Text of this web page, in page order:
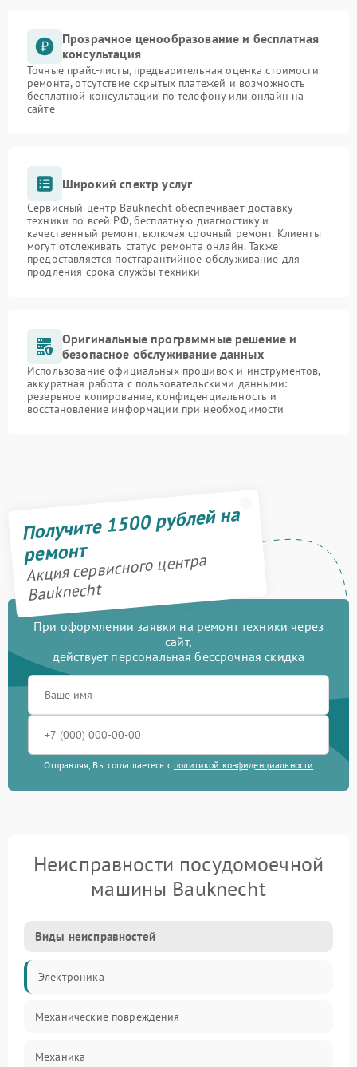
Прозрачное ценообразование и бесплатная
консультация
Точные прайс-листы, предварительная оценка стоимости
ремонта, отсутствие скрытых платежей и возможность
бесплатной консультации по телефону или онлайн на
сайте
Широкий спектр услуг
Сервисный центр Bauknecht обеспечивает доставку
техники по всей РФ, бесплатную диагностику и
качественный ремонт, включая срочный ремонт. Клиенты
могут отслеживать статус ремонта онлайн. Также
предоставляется постгарантийное обслуживание для
продления срока службы техники
Оригинальные программные решение и
безопасное обслуживание данных
Использование официальных прошивок и инструментов,
аккуратная работа с пользовательскими данными:
резервное копирование, конфиденциальность и
восстановление информации при необходимости
Получите 1500 рублей на
ремонт
Акция сервисного центра
Bauknecht
При оформлении заявки на ремонт техники через
сайт,
действует персональная бессрочная скидка
Отправляя, Вы соглашаетесь с политикой конфиденциальности
Неисправности посудомоечной
машины Bauknecht
Виды неисправностей
Электроника
Механические повреждения
Механика